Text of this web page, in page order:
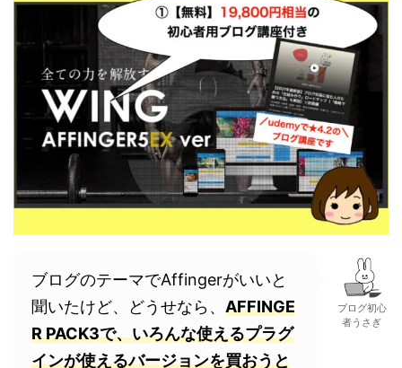
ブログのテーマでAffingerがいいと
聞いたけど、どうせなら、 AFFINGE
R PACK3で、いろんな使えるプラグ
インが使えるバージョンを買おうと
ブログ初心
者うさぎ